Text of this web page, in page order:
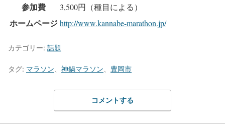
参加費 3,500円（種目による）
ホームページhttp://www.kannabe-marathon.jp/
カテゴリー: 話題
タグ: マラソン 神鍋マラソン 豊岡市
コメントする